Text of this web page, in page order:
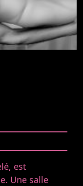
est
Une salle